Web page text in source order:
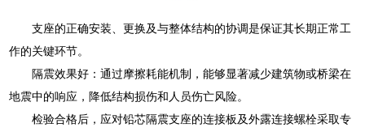
支座的正确安装、更换及与整体结构的协调是保证其长期正常工
作的关键环节。
隔震效果好：通过摩擦耗能机制，能够显著减少建筑物或桥梁在
地震中的响应，降低结构损伤和人员伤亡风险。
检验合格后，应对铅芯隔震支座的连接板及外露连接螺栓采取专